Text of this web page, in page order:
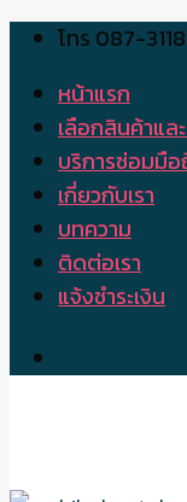
Skip
content
โทร 087-
หน้าแรก
เลือกสินค้าแล
บริการซ่อมมื
เกี่ยวกับเรา
บทความ
ติดต่อเรา
แจ้งชำระเงิน